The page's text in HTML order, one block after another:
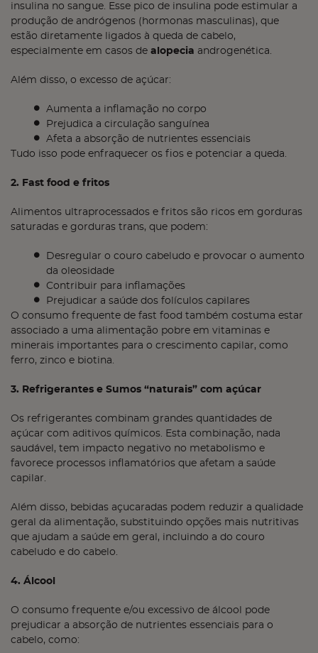
insulina no sangue. Esse pico de insulina pode estimular a
produção de andrógenos (hormonas masculinas), que
estão diretamente ligados à queda de cabelo,
especialmente em casos de alopecia androgenética.
Além disso, o excesso de açúcar:
Aumenta a inflamação no corpo
Prejudica a circulação sanguínea
Afeta a absorção de nutrientes essenciais
Tudo isso pode enfraquecer os fios e potenciar a queda.
2. Fast food e fritos
Alimentos ultraprocessados e fritos são ricos em gorduras
saturadas e gorduras trans, que podem:
Desregular o couro cabeludo e provocar o aumento
da oleosidade
Contribuir para inflamações
Prejudicar a saúde dos folículos capilares
O consumo frequente de fast food também costuma estar
associado a uma alimentação pobre em vitaminas e
minerais importantes para o crescimento capilar, como
ferro, zinco e biotina.
3. Refrigerantes e Sumos “naturais” com açúcar
Os refrigerantes combinam grandes quantidades de
açúcar com aditivos químicos. Esta combinação, nada
saudável, tem impacto negativo no metabolismo e
favorece processos inflamatórios que afetam a saúde
capilar.
Além disso, bebidas açucaradas podem reduzir a qualidade
geral da alimentação, substituindo opções mais nutritivas
que ajudam a saúde em geral, incluindo a do couro
cabeludo e do cabelo.
4. Álcool
O consumo frequente e/ou excessivo de álcool pode
prejudicar a absorção de nutrientes essenciais para o
cabelo, como: